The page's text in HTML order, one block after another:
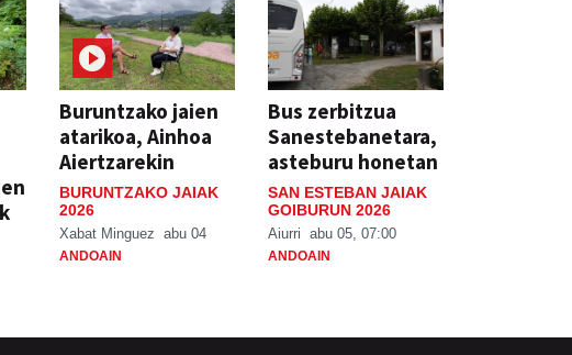
Buruntzako jaien
atarikoa, Ainhoa
Aiertzarekin
BURUNTZAKO JAIAK
2026
Xabat Minguez abu 04
ANDOAIN
Bus zerbitzua
Sanestebanetara,
asteburu honetan
SAN ESTEBAN JAIAK
GOIBURUN 2026
Aiurri abu 05, 07:00
ANDOAIN